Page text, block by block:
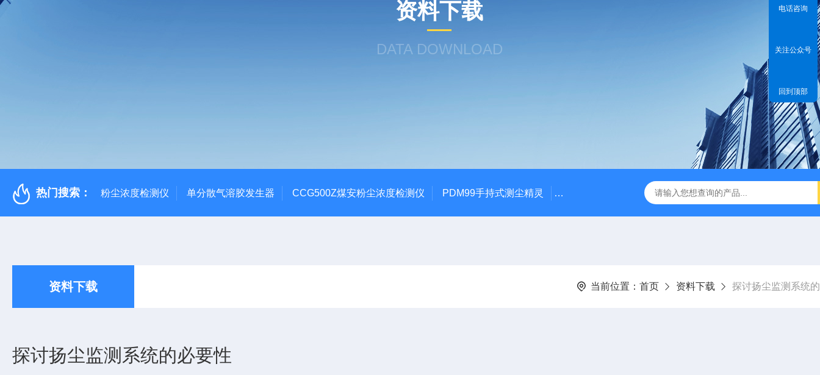
资料下载
DATA DOWNLOAD
热门搜索： 粉尘浓度检测仪 单分散气溶胶发生器 CCG500Z煤安粉尘浓度检测仪 PDM99手持式测尘精灵 CCG500Z型防爆粉尘仪 AQM-836S扬尘噪声监测仪
资料下载 当前位置： 首页 资料下载 探讨扬尘监测系统
探讨扬尘监测系统的必要性
电话咨询
关注公众号
回到顶部